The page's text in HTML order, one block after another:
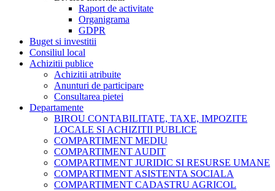
Raport de activitate
Organigrama
GDPR
Buget si investitii
Consiliul local
Achizitii publice
Achizitii atribuite
Anunturi de participare
Consultarea pietei
Departamente
BIROU CONTABILITATE, TAXE, IMPOZITE
LOCALE SI ACHIZITII PUBLICE
COMPARTIMENT MEDIU
COMPARTIMENT AUDIT
COMPARTIMENT JURIDIC SI RESURSE UMANE
COMPARTIMENT ASISTENTA SOCIALA
COMPARTIMENT CADASTRU AGRICOL